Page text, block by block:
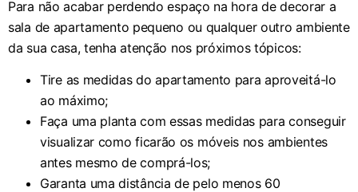
Para não acabar perdendo espaço na hora de decorar a
sala de apartamento pequeno ou qualquer outro ambiente
da sua casa, tenha atenção nos próximos tópicos:
Tire as medidas do apartamento para aproveitá-lo
ao máximo;
Faça uma planta com essas medidas para conseguir
visualizar como ficarão os móveis nos ambientes
antes mesmo de comprá-los;
Garanta uma distância de pelo menos 60